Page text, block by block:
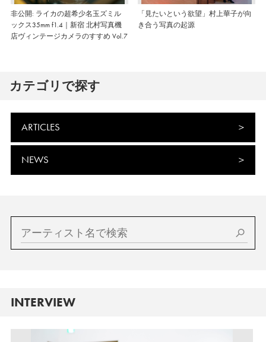
非公開: ライカの超希少名玉ズミル
ックス35mm f1.4｜新宿 北村写真機
店ヴィンテージカメラのすすめ Vol.7
「見たいという欲望」村上華子が向
き合う写真の起源
カテゴリで探す
ARTICLES
NEWS
INTERVIEW